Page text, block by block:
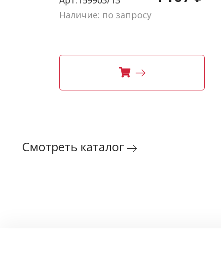
Наличие: по запросу
Смотреть каталог